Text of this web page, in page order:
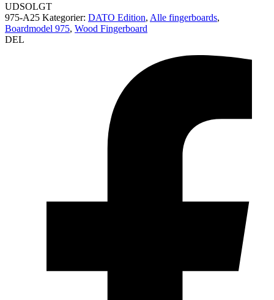
UDSOLGT
975-A25 Kategorier: DATO Edition, Alle fingerboards,
Boardmodel 975, Wood Fingerboard
DEL